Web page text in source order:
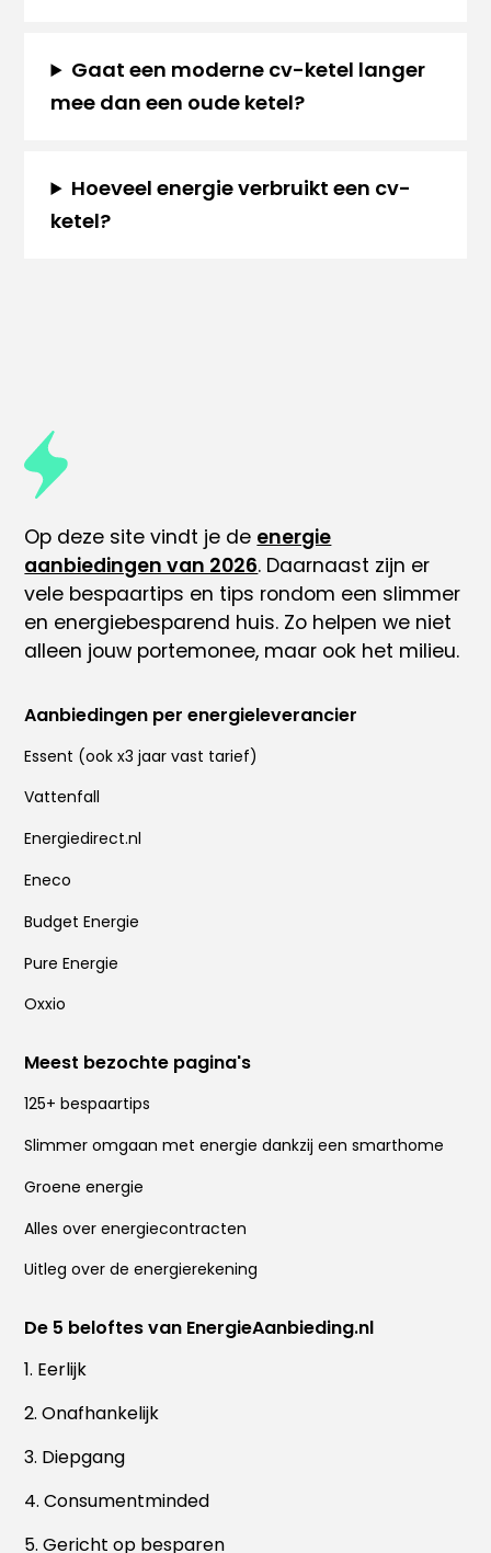
Gaat een moderne cv-ketel langer
mee dan een oude ketel?
Hoeveel energie verbruikt een cv-
ketel?
Op deze site vindt je de energie
aanbiedingen van 2026. Daarnaast zijn er
vele bespaartips en tips rondom een slimmer
en energiebesparend huis. Zo helpen we niet
alleen jouw portemonee, maar ook het milieu.
Aanbiedingen per energieleverancier
Essent (ook x3 jaar vast tarief)
Vattenfall
Energiedirect.nl
Eneco
Budget Energie
Pure Energie
Oxxio
Meest bezochte pagina's
125+ bespaartips
Slimmer omgaan met energie dankzij een smarthome
Groene energie
Alles over energiecontracten
Uitleg over de energierekening
De 5 beloftes van EnergieAanbieding.nl
1. Eerlijk
2. Onafhankelijk
3. Diepgang
4. Consumentminded
5. Gericht op besparen